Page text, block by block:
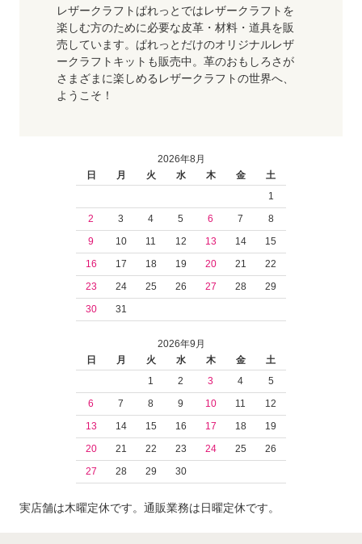
レザークラフトぱれっとではレザークラフトを
楽しむ方のために必要な皮革・材料・道具を販
売しています。ぱれっとだけのオリジナルレザ
ークラフトキットも販売中。革のおもしろさが
さまざまに楽しめるレザークラフトの世界へ、
ようこそ！
2026年8月
日
月 火 水 木 金
土
1
2
3 4 5 6 7
8
9
10 11 12 13 14
15
16
17 18 19 20 21
22
23
24 25 26 27 28
29
30
31
2026年9月
日
月 火 水 木 金
土
1
2 3 4
5
6
7 8 9 10 11
12
13
14 15 16 17 18
19
20
21 22 23 24 25
26
27
28 29 30
実店舗は木曜定休です。通販業務は日曜定休です。